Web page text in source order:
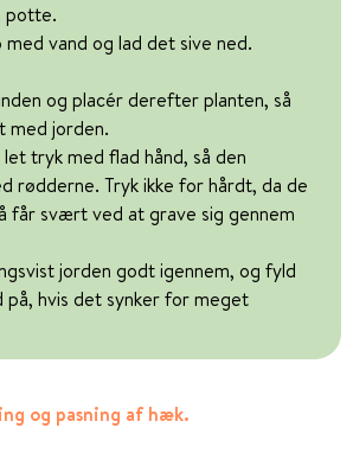
potte.
med vand og lad det sive ned.
og placér derefter planten, så
med jorden.
tryk med flad hånd, så den
rødderne. Tryk ikke for hårdt, da de
får svært ved at grave sig gennem
jorden godt igennem, og fyld
på, hvis det synker for meget
og pasning af hæk.